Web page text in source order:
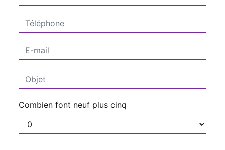
Combien font neuf plus cinq